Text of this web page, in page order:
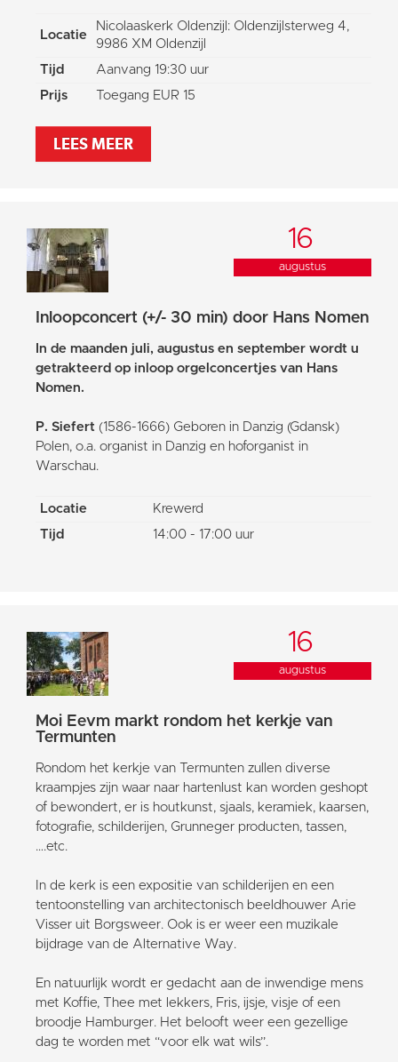
Locatie
Nicolaaskerk Oldenzijl: Oldenzijlsterweg 4,
9986 XM Oldenzijl
Tijd
Aanvang 19:30 uur
Prijs
Toegang EUR 15
LEES MEER
16
augustus
Inloopconcert (+/- 30 min) door Hans Nomen
In de maanden juli, augustus en september wordt u
getrakteerd op inloop orgelconcertjes van Hans
Nomen.
P. Siefert (1586-1666) Geboren in Danzig (Gdansk)
Polen, o.a. organist in Danzig en hoforganist in
Warschau.
Locatie
Krewerd
Tijd
14:00 - 17:00 uur
16
augustus
Moi Eevm markt rondom het kerkje van
Termunten
Rondom het kerkje van Termunten zullen diverse
kraampjes zijn waar naar hartenlust kan worden geshopt
of bewondert, er is houtkunst, sjaals, keramiek, kaarsen,
fotografie, schilderijen, Grunneger producten, tassen,
….etc.
In de kerk is een expositie van schilderijen en een
tentoonstelling van architectonisch beeldhouwer Arie
Visser uit Borgsweer. Ook is er weer een muzikale
bijdrage van de Alternative Way.
En natuurlijk wordt er gedacht aan de inwendige mens
met Koffie, Thee met lekkers, Fris, ijsje, visje of een
broodje Hamburger. Het belooft weer een gezellige
dag te worden met “voor elk wat wils”.